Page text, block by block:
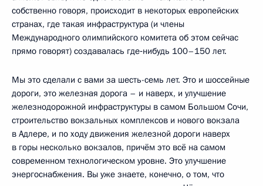
собственно говоря, происходит в некоторых европейских
странах, где такая инфраструктура (и члены
Международного олимпийского комитета об этом сейчас
прямо говорят) создавалась где‑нибудь 100–150 лет.
Мы это сделали с вами за шесть-семь лет. Это и шоссейные
дороги, это железная дорога – и наверх, и улучшение
железнодорожной инфраструктуры в самом Большом Сочи,
строительство вокзальных комплексов и нового вокзала
в Адлере, и по ходу движения железной дороги наверх
в горы несколько вокзалов, причём это всё на самом
современном технологическом уровне. Это улучшение
энергоснабжения. Вы уже знаете, конечно, о том, что